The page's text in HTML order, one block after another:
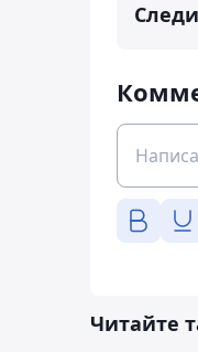
Читайте